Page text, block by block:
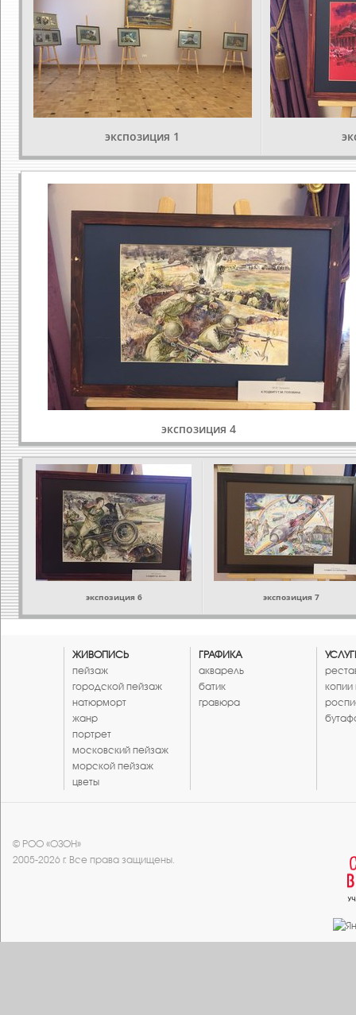
экспозиция 1
экспозиция 4
экспозиция 6 экспозиция 7
ЖИВОПИСЬ
пейзаж
городской пейзаж
натюрморт
жанр
портрет
московский пейзаж
морской пейзаж
цветы
ГРАФИКА
акварель
батик
гравюра
копии
© РОО «ОЗОН»
2005-2026 г. Все права защищены.